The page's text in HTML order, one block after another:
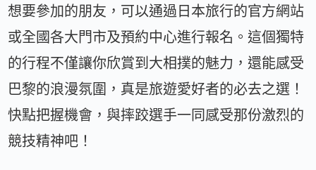
想要參加的朋友，可以通過日本旅行的官方網站
或全國各大門市及預約中心進行報名。這個獨特
的行程不僅讓你欣賞到大相撲的魅力，還能感受
巴黎的浪漫氛圍，真是旅遊愛好者的必去之選！
快點把握機會，與摔跤選手一同感受那份激烈的
競技精神吧！